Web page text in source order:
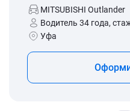
MITSUBISHI Outlander
Водитель 34 года,
Уфа